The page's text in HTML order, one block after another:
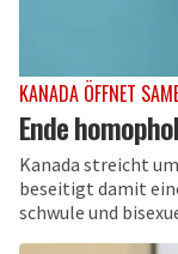
KANADA ÖFFNET
Ende
Kanada streicht
beseitigt damit
schwule und